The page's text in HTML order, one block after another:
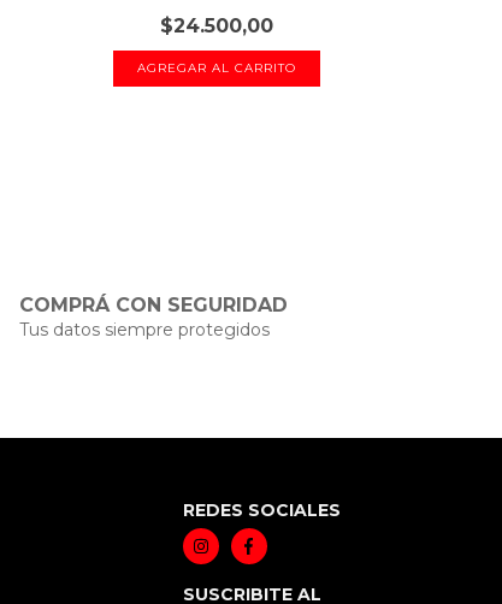
$24.500,00
COMPRÁ CON SEGURIDAD
Tus datos siempre protegidos
REDES SOCIALES
SUSCRIBITE AL